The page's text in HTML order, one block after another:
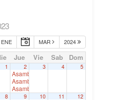
ENE MAR 2024
Jue Vie Sab Dom
1 2
Asamblea Territorial de Bizkaia
Asamblea Territorial de Gipuzkoa
Asamblea Territorial de Araba
3 4 5
8 9 10 11 12